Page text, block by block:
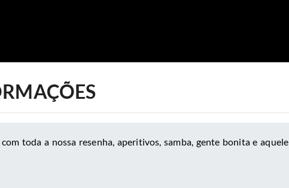
toda a nossa resenha, aperitivos, samba, gente bonita e aquele